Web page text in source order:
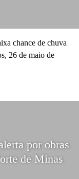
chance de chuva
26 de maio de
por obras
de Minas